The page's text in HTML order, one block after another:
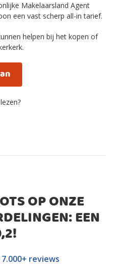
Makelaarsland Agent
een vast scherp all-in tarief.
helpen bij het kopen of
OP ONZE
EEN
!
reviews